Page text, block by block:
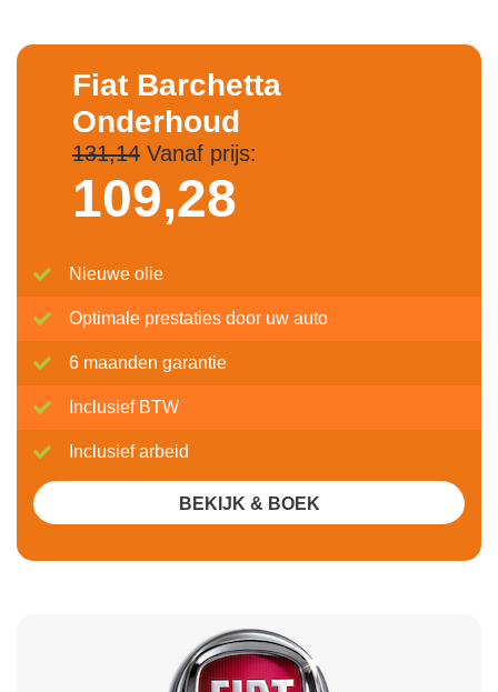
Fiat Barchetta
Onderhoud
131,14Vanaf prijs:
109,28
Nieuwe olie
Optimale prestaties door uw auto
6 maanden garantie
Inclusief BTW
Inclusief arbeid
BEKIJK & BOEK